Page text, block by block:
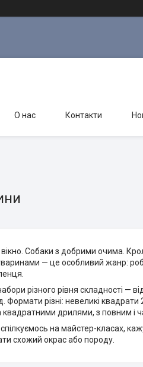
О нас Контакти
Собаки з добрими очима.
— це особливий жанр:
набори різного рівня складності
Формати різні: невеликі
квадратними дрилями, з повним і
на майстер-класах,
схожий окрас або породу.